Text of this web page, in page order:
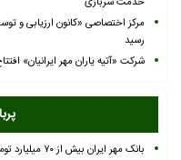
مرکز اختصاصی «کانون ارزیابی و
رسید
شرکت «آتیه یاران مهر ایرانیان»
بانک مهر ایران بیش از ۷۰ میلیارد تومان به برنامه‌های مسئولیت اجتماعی اختصاص داد